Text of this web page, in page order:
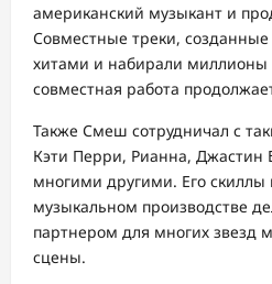
американский музыкант и
Совместные треки,
хитами и набирали
совместная работа
Также Смеш сотрудничал с
Кэти Перри, Рианна, Джастин
многими другими. Его
музыкальном производстве
партнером для многих звезд
сцены.